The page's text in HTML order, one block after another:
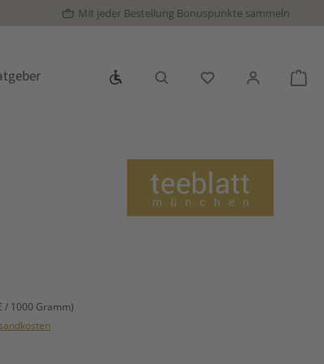
Mit jeder Bestellung Bonuspunkte sammeln
Werkzeugleiste anzeigen
Du hast 0
/ 1000 Gramm)